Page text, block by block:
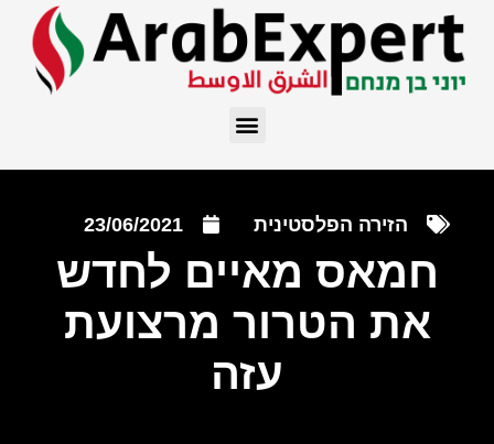
הזירה הפלסטינית 23/06/2021
חמאס מאיים לחדש
את הטרור מרצועת
עזה